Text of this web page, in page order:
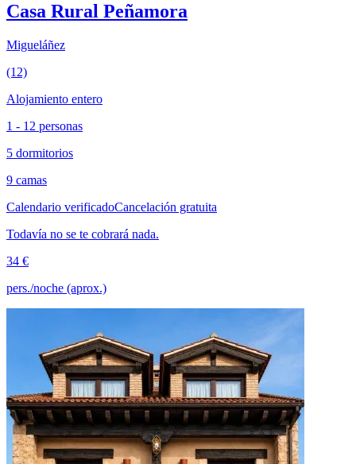
Casa Rural Peñamora
Migueláñez
(12)
Alojamiento entero
1 - 12 personas
5 dormitorios
9 camas
Calendario verificadoCancelación gratuita
Todavía no se te cobrará nada.
34 €
pers./noche (aprox.)